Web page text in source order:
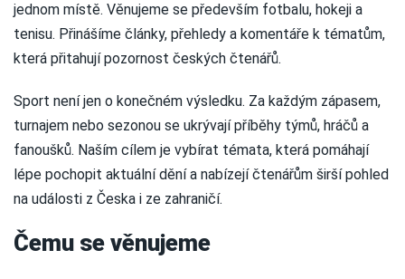
jednom místě. Věnujeme se především fotbalu, hokeji a
tenisu. Přinášíme články, přehledy a komentáře k tématům,
která přitahují pozornost českých čtenářů.
Sport není jen o konečném výsledku. Za každým zápasem,
turnajem nebo sezonou se ukrývají příběhy týmů, hráčů a
fanoušků. Naším cílem je vybírat témata, která pomáhají
lépe pochopit aktuální dění a nabízejí čtenářům širší pohled
na události z Česka i ze zahraničí.
Čemu se věnujeme